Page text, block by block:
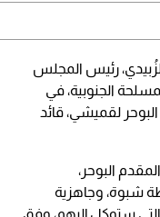
رئيس المجلس
الجنوبية، في
لقميشي، قائد
البوحر،
شبوة، وجاهزية
التي ستوكل إليهم، وفق